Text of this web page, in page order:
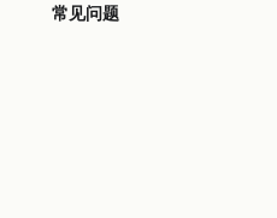
常见问题